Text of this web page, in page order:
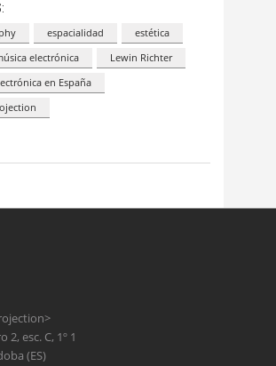
espacialidad
estética
electrónica
Lewin Richter
en España
2, esc. C, 1º 1
(ES)